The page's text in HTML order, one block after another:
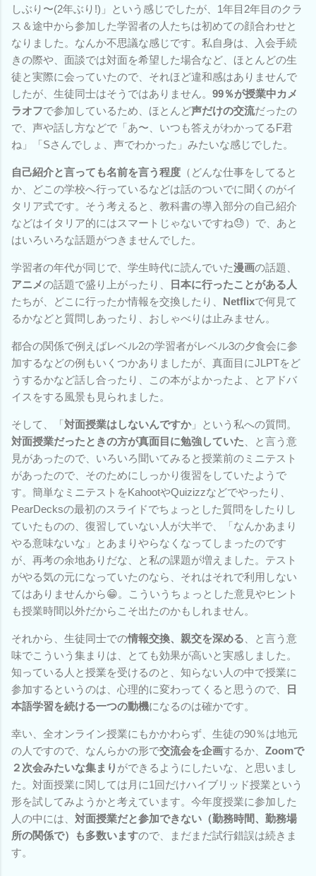
しぶり〜(2年ぶり!)」という感じでしたが、1年目2年目のクラ
ス＆途中から参加した学習者の人たちは初めての顔合わせと
なりました。なんか不思議な感じです。私自身は、入会手続
きの際や、面談では対面を希望した場合など、ほとんどの生
徒と実際に会っていたので、それほど違和感はありませんで
したが、生徒同士はそうではありません。 99％が授業中カメ
ラオフで参加しているため、ほとんど声だけの交流だったの
で、声や話し方などで「あ〜、いつも答えがわかってるF君
ね」「Sさんでしょ、声でわかった」みたいな感じでした。
自己紹介と言っても名前を言う程度 （どんな仕事をしてると
か、どこの学校へ行っているなどは話のついでに聞くのがイ
タリア式です。そう考えると、教科書の導入部分の自己紹介
などはイタリア的にはスマートじゃないですね😓）で、あと
はいろいろな話題がつきませんでした。
学習者の年代が同じで、学生時代に読んでいた漫画の話題、
アニメの話題で盛り上がったり、
日本に行ったことがある人
たちが、どこに行ったか情報を交換したり、 Netflixで何見て
るかなどと質問しあったり、おしゃべりは止みません。
都合の関係で例えばレベル2の学習者がレベル3の夕食会に参
加するなどの例もいくつかありましたが、真面目にJLPTをど
うするかなど話し合ったり、この本がよかったよ、とアドバ
イスをする風景も見られました。
そして、「対面授業はしないんですか」という私への質問。
対面授業だったときの方が真面目に勉強していた 、と言う意
見があったので、いろいろ聞いてみると授業前のミニテスト
があったので、そのためにしっかり復習をしていたようで
す。簡単なミニテストをKahootやQuizizzなどでやったり、
PearDecksの最初のスライドでちょっとした質問をしたりし
ていたものの、復習していない人が大半で、「なんかあまり
やる意味ないな」とあまりやらなくなってしまったのです
が、再考の余地ありだな、と私の課題が増えました。テスト
がやる気の元になっていたのなら、それはそれで利用しない
てはありませんから😁。こういうちょっとした意見やヒント
も授業時間以外だからこそ出たのかもしれません。
それから、生徒同士での情報交換、親交を深める 、と言う意
味でこういう集まりは、とても効果が高いと実感しました。
知っている人と授業を受けるのと、知らない人の中で授業に
参加するというのは、心理的に変わってくると思うので、
日
本語学習を続ける一つの動機になるのは確かです。
幸い、全オンライン授業にもかかわらず、生徒の90％は地元
の人ですので、なんらかの形で交流会を企画するか、 Zoomで
２次会みたいな集まり ができるようにしたいな、と思いまし
た。対面授業に関しては月に1回だけハイブリッド授業という
形を試してみようかと考えています。今年度授業に参加した
人の中には、 対面授業だと参加できない（勤務時間、勤務場
所の関係で）も多数いますので、まだまだ試行錯誤は続きま
す。